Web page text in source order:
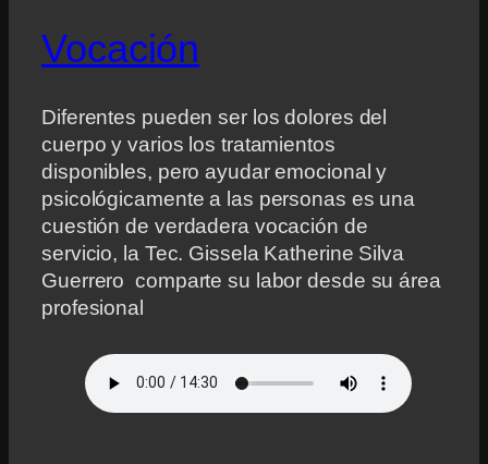
Vocación
Diferentes pueden ser los dolores del
cuerpo y varios los tratamientos
disponibles, pero ayudar emocional y
psicológicamente a las personas es una
cuestión de verdadera vocación de
servicio, la Tec. Gissela Katherine Silva
Guerrero comparte su labor desde su área
profesional